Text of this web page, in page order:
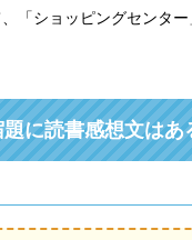
「ショッピングセンター
に読書感想文はあ